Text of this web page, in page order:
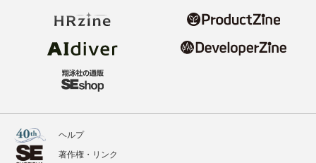
ヘルプ
著作権・リンク